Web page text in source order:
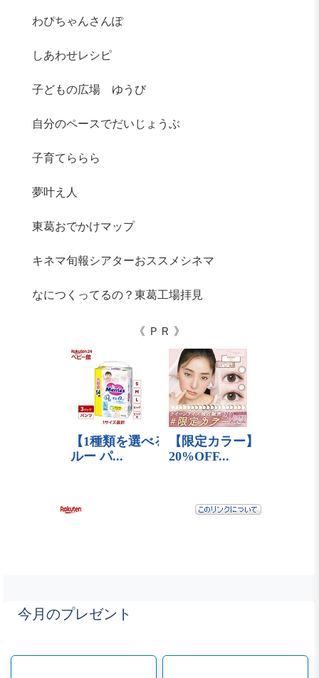
わぴちゃんさんぽ
しあわせレシピ
子どもの広場 ゆうび
自分のペースでだいじょうぶ
子育てららら
夢叶え人
東葛おでかけマップ
キネマ旬報シアターおススメシネマ
なにつくってるの？東葛工場拝見
《 ＰＲ 》
今月のプレゼント